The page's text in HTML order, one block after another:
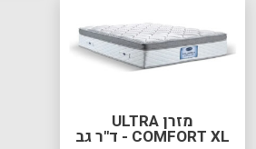
מזרן ULTRA
COMFORT XL - ד"ר גב